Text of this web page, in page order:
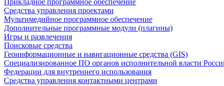
Прикладное программное обеспечение
Средства управления проектами
Мультимедийное программное обеспечение
Дополнительные программные модули (плагины)
Игры и развлечения
Поисковые средства
Геоинформационные и навигационные средства (GIS)
Специализированное ПО органов исполнительной власти
Федерации для внутреннего использования
Средства управления контактными центрами